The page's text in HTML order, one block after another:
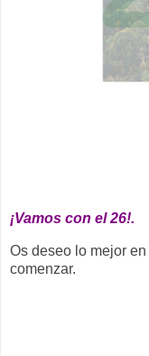
¡Vamos con el 26!.
Os deseo lo mejor
comenzar.